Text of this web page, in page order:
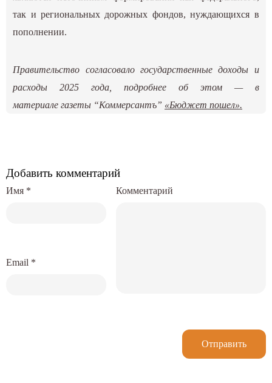
так и региональных дорожных фондов, нуждающихся в
пополнении.
Правительство согласовало государственные доходы и
расходы 2025 года, подробнее об этом — в
материале газеты “Коммерсантъ” «Бюджет пошел».
Добавить комментарий
Комментарий
Имя *
Email *
Отправить